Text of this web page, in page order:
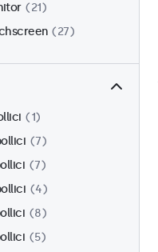
21
27
1
7
7
4
8
5